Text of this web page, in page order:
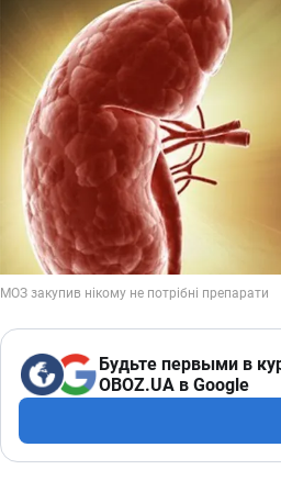
Будьте первыми в
OBOZ.UA в Google